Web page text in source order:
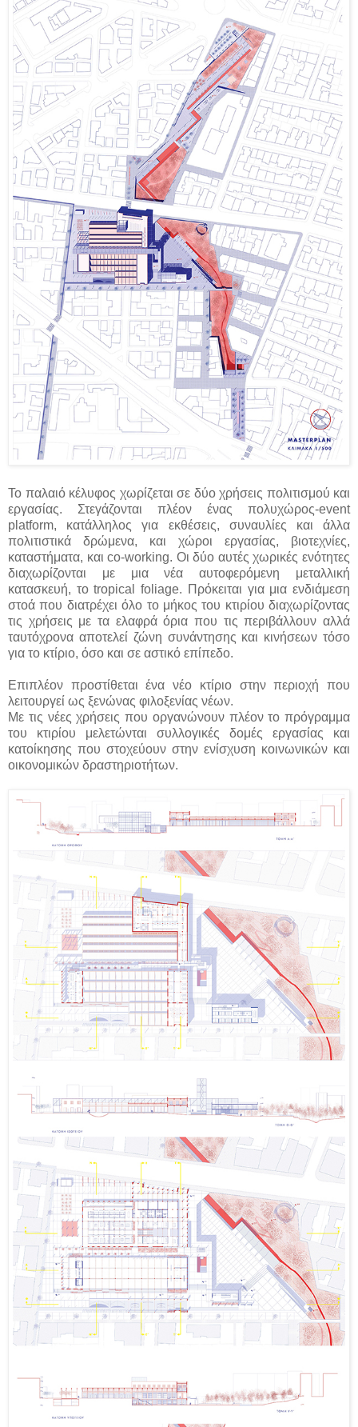
Το παλαιό κέλυφος χωρίζεται σε δύο χρήσεις πολιτισμού και
εργασίας. Στεγάζονται πλέον ένας πολυχώρος-event
platform, κατάλληλος για εκθέσεις, συναυλίες και άλλα
πολιτιστικά δρώμενα, και χώροι εργασίας, βιοτεχνίες,
καταστήματα, και co-working. Οι δύο αυτές χωρικές ενότητες
διαχωρίζονται με μια νέα αυτοφερόμενη μεταλλική
κατασκευή, το tropical foliage. Πρόκειται για μια ενδιάμεση
στοά που διατρέχει όλο το μήκος του κτιρίου διαχωρίζοντας
τις χρήσεις με τα ελαφρά όρια που τις περιβάλλουν αλλά
ταυτόχρονα αποτελεί ζώνη συνάντησης και κινήσεων τόσο
για το κτίριο, όσο και σε αστικό επίπεδο.
Επιπλέον προστίθεται ένα νέο κτίριο στην περιοχή που
λειτουργεί ως ξενώνας φιλοξενίας νέων.
Με τις νέες χρήσεις που οργανώνουν πλέον το πρόγραμμα
του κτιρίου μελετώνται συλλογικές δομές εργασίας και
κατοίκησης που στοχεύουν στην ενίσχυση κοινωνικών και
οικονομικών δραστηριοτήτων.